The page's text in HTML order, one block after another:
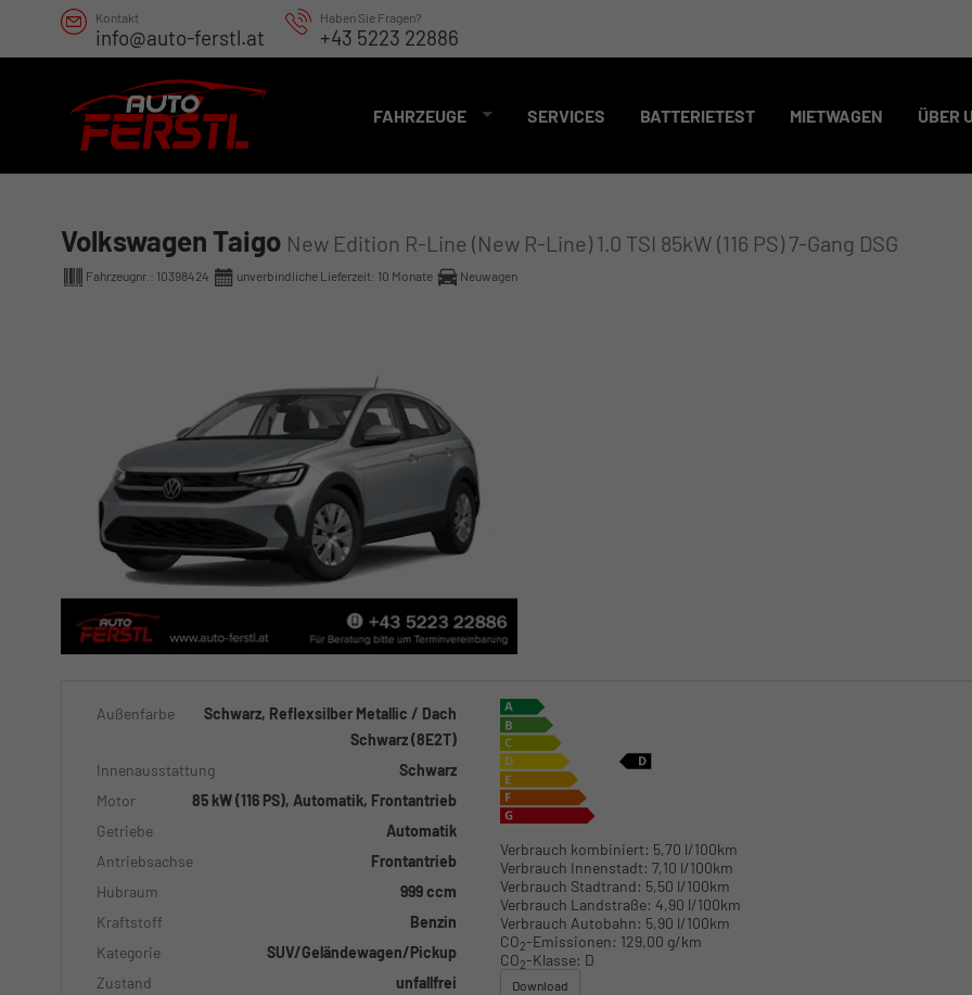
Kontakt
info@auto-ferstl.at
Haben Sie Fragen?
+43 5223 22886
FAHRZEUGE SERVICES BATTERIETEST MIETWAGEN ÜBER
Volkswagen Taigo New Edition R-Line (New R-Line) 1.0 TSI 85kW (116 PS) 7-Gang DSG
Fahrzeugnr.: 10398424 unverbindliche Lieferzeit: 10 Monate Neuwagen
Außenfarbe
Schwarz, Reflexsilber Metallic / Dach
Schwarz (8E2T)
Innenausstattung
Schwarz
Motor
85 kW (116 PS), Automatik, Frontantrieb
Getriebe
Automatik
Antriebsachse
Frontantrieb
Hubraum
999 ccm
Kraftstoff
Benzin
Kategorie
SUV/Geländewagen/Pickup
Zustand
unfallfrei
Verbrauch kombiniert: 5,70 l/100km
Verbrauch Innenstadt: 7,10 l/100km
Verbrauch Stadtrand: 5,50 l/100km
Verbrauch Landstraße: 4,90 l/100km
Verbrauch Autobahn: 5,90 l/100km
CO2-Emissionen: 129,00 g/km
CO2-Klasse: D
Download